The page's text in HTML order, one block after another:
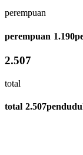
perempuan
perempuan 1.190
2.507
total
total 2.507